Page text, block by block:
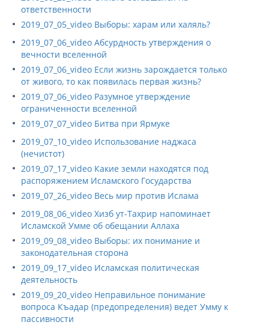
ответственности
2019_07_05_video Выборы: харам или халяль?
2019_07_06_video Абсурдность утверждения о
вечности вселенной
2019_07_06_video Если жизнь зарождается только
от живого, то как появилась первая жизнь?
2019_07_06_video Разумное утверждение
ограниченности вселенной
2019_07_07_video Битва при Ярмуке
2019_07_10_video Использование наджаса
(нечистот)
2019_07_17_video Какие земли находятся под
распоряжением Исламского Государства
2019_07_26_video Весь мир против Ислама
2019_08_06_video Хизб ут-Тахрир напоминает
Исламской Умме об обещании Аллаха
2019_09_08_video Выборы: их понимание и
законодательная сторона
2019_09_17_video Исламская политическая
деятельность
2019_09_20_video Неправильное понимание
вопроса Къадар (предопределения) ведет Умму к
пассивности